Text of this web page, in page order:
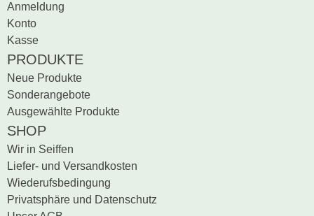
Anmeldung
Konto
Kasse
PRODUKTE
Neue Produkte
Sonderangebote
Ausgewählte Produkte
SHOP
Wir in Seiffen
Liefer- und Versandkosten
Wiederufsbedingung
Privatsphäre und Datenschutz